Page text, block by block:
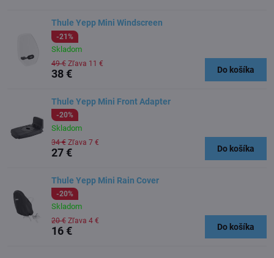
Thule Yepp Mini Windscreen
-21%
Skladom
38 €
49 € Zľava 11 €
Do košíka
Thule Yepp Mini Front Adapter
-20%
Skladom
27 €
34 € Zľava 7 €
Do košíka
Thule Yepp Mini Rain Cover
-20%
Skladom
16 €
20 € Zľava 4 €
Do košíka